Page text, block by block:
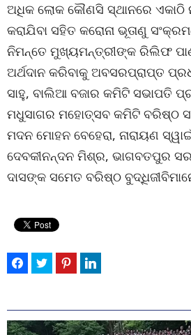
ଅଧିକ ଲୋକ କୌଣସି ସ୍ଥାନରେ ଏକାଠି
କରାଯିବା ସହିତ କରୋନା ଭୂତାଣୁ
ନିମନ୍ତେ ମୁଖ୍ୟମନ୍ତ୍ରୀଙ୍କ ରିଲିଫ
ଅର୍ଥଦାନ କରିବାକୁ ଅବସରପ୍ରାପ୍ତ
ସାହୁ, ବାଲିଆ ବଜାର କମିଟି ସଭାପତି
ମଧୁସାଗର ମହୋତ୍ସବ କମିଟି ବରିଷ୍ଠ
ମଦନ ମୋହନ ବେହେରା, ନାରାୟଣ
ଦେବକୀନନ୍ଦନ ମିଶ୍ର, ଭାଗବତପୁର
ଦାସଙ୍କ ସମେତ ବରିଷ୍ଠ